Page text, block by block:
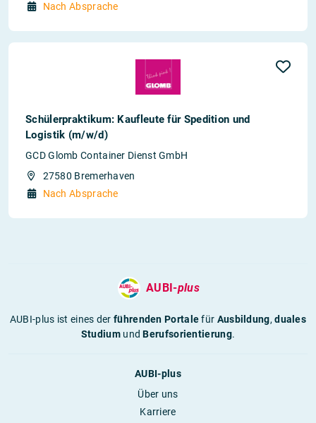
Nach Absprache
Schülerpraktikum: Kaufleute für Spedition und
Logistik (m/w/d)
GCD Glomb Container Dienst GmbH
27580 Bremerhaven
Nach Absprache
AUBI-plus
AUBI-plus ist eines derführenden Portalefür Ausbildung,duales
StudiumundBerufsorientierung.
AUBI-plus
Über uns
Karriere